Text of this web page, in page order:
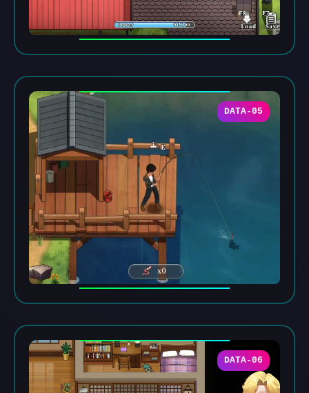
DATA-05
DATA-06